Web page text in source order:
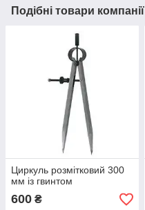
Подібні товари компанії
Циркуль розмітковий 300
мм із гвинтом
600 ₴